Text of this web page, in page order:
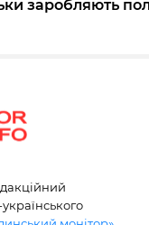
заробляють